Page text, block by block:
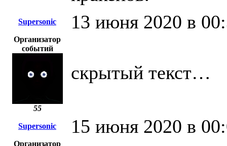
Supersonic 13 июня 2020 в
Организатор
событий
55
скрытый текст…
Supersonic 15 июня 2020 в
Организатор